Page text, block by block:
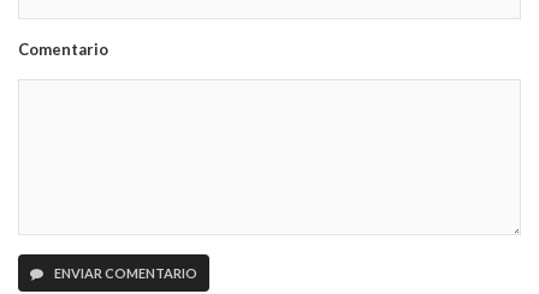
Comentario
ENVIAR COMENTARIO